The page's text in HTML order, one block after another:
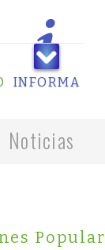
INFORMA
Noticias